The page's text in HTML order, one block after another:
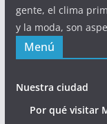
gente, el clima
y la moda, son
Menú
Nuestra ciudad
Por qué visitar